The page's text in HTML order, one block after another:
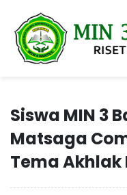
Siswa MIN 3
Matsaga
Tema